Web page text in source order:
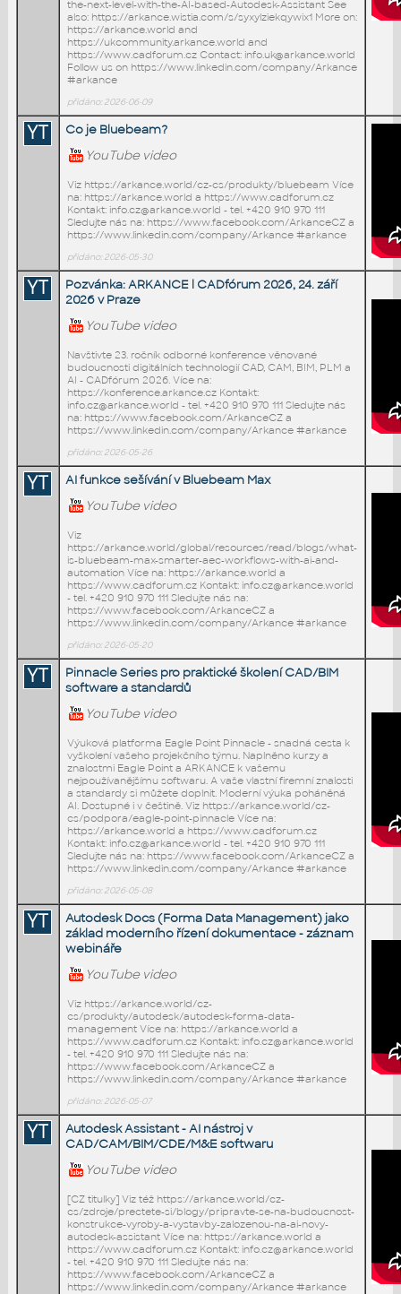
the-next-level-with-the-AI-based-Autodesk-Assistant See
also: https://arkance.wistia.com/s/syxylziekqywix1 More on:
https://arkance.world and
https://ukcommunity.arkance.world and
https://www.cadforum.cz Contact: info.uk@arkance.world
Follow us on https://www.linkedin.com/company/Arkance
#arkance
přidáno: 2026-06-09
YT
Co je Bluebeam?
YouTube video
Viz https://arkance.world/cz-cs/produkty/bluebeam Více
na: https://arkance.world a https://www.cadforum.cz
Kontakt: info.cz@arkance.world - tel. +420 910 970 111
Sledujte nás na: https://www.facebook.com/ArkanceCZ a
https://www.linkedin.com/company/Arkance #arkance
přidáno: 2026-05-30
YT
Pozvánka: ARKANCE l CADfórum 2026, 24. září
2026 v Praze
YouTube video
Navštivte 23. ročník odborné konference věnované
budoucnosti digitálních technologií CAD, CAM, BIM, PLM a
AI - CADfórum 2026. Více na:
https://konference.arkance.cz Kontakt:
info.cz@arkance.world - tel. +420 910 970 111 Sledujte nás
na: https://www.facebook.com/ArkanceCZ a
https://www.linkedin.com/company/Arkance #arkance
přidáno: 2026-05-26
YT
AI funkce sešívání v Bluebeam Max
YouTube video
Viz
https://arkance.world/global/resources/read/blogs/what-
is-bluebeam-max-smarter-aec-workflows-with-ai-and-
automation Více na: https://arkance.world a
https://www.cadforum.cz Kontakt: info.cz@arkance.world
- tel. +420 910 970 111 Sledujte nás na:
https://www.facebook.com/ArkanceCZ a
https://www.linkedin.com/company/Arkance #arkance
přidáno: 2026-05-20
YT
Pinnacle Series pro praktické školení CAD/BIM
software a standardů
YouTube video
Výuková platforma Eagle Point Pinnacle - snadná cesta k
vyškolení vašeho projekčního týmu. Naplněno kurzy a
znalostmi Eagle Point a ARKANCE k vašemu
nejpoužívanějšímu softwaru. A vaše vlastní firemní znalosti
a standardy si můžete doplnit. Moderní výuka poháněná
AI. Dostupné i v češtině. Viz https://arkance.world/cz-
cs/podpora/eagle-point-pinnacle Více na:
https://arkance.world a https://www.cadforum.cz
Kontakt: info.cz@arkance.world - tel. +420 910 970 111
Sledujte nás na: https://www.facebook.com/ArkanceCZ a
https://www.linkedin.com/company/Arkance #arkance
přidáno: 2026-05-08
YT
Autodesk Docs (Forma Data Management) jako
základ moderního řízení dokumentace - záznam
webináře
YouTube video
Viz https://arkance.world/cz-
cs/produkty/autodesk/autodesk-forma-data-
management Více na: https://arkance.world a
https://www.cadforum.cz Kontakt: info.cz@arkance.world
- tel. +420 910 970 111 Sledujte nás na:
https://www.facebook.com/ArkanceCZ a
https://www.linkedin.com/company/Arkance #arkance
přidáno: 2026-05-07
YT
Autodesk Assistant - AI nástroj v
CAD/CAM/BIM/CDE/M&E softwaru
YouTube video
[CZ titulky] Viz též https://arkance.world/cz-
cs/zdroje/prectete-si/blogy/pripravte-se-na-budoucnost-
konstrukce-vyroby-a-vystavby-zalozenou-na-ai-novy-
autodesk-assistant Více na: https://arkance.world a
https://www.cadforum.cz Kontakt: info.cz@arkance.world
- tel. +420 910 970 111 Sledujte nás na:
https://www.facebook.com/ArkanceCZ a
https://www.linkedin.com/company/Arkance #arkance